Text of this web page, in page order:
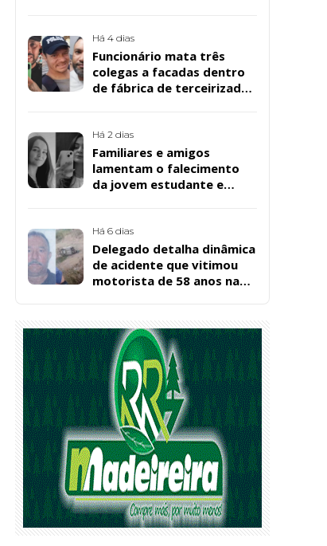
Há 4 dias
Funcionário mata três
colegas a facadas dentro
de fábrica de terceirizada
Há 2 dias
Familiares e amigos
lamentam o falecimento
da jovem estudante e
Santos, em Patos
Há 6 dias
Delegado detalha dinâmica
de acidente que vitimou
motorista de 58 anos na